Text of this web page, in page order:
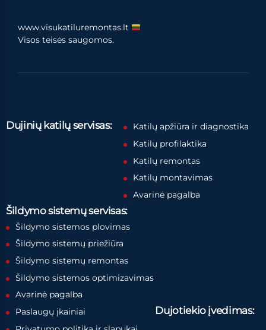
www.visukatiluremontas.lt
Visos teisės saugomos.
Dujinių katilų servisas:
Katilų apžiūra ir diagnostika
Katilų profilaktika
Katilų remontas
Katilų montavimas
Avarinė pagalba
Šildymo sistemų servisas:
Šildymo sistemos plovimas
Šildymo sistemų priežiūra
Šildymo sistemų remontas
Šildymo sistemos optimizavimas
Avarinė pagalba
Paslaugų įkainiai
Dujotiekio įvedimas: